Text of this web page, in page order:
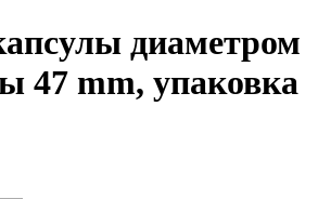
диаметром
47 mm, упаковка